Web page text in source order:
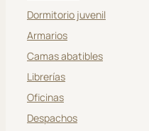
Dormitorio juvenil
Armarios
Camas abatibles
Librerías
Oficinas
Despachos